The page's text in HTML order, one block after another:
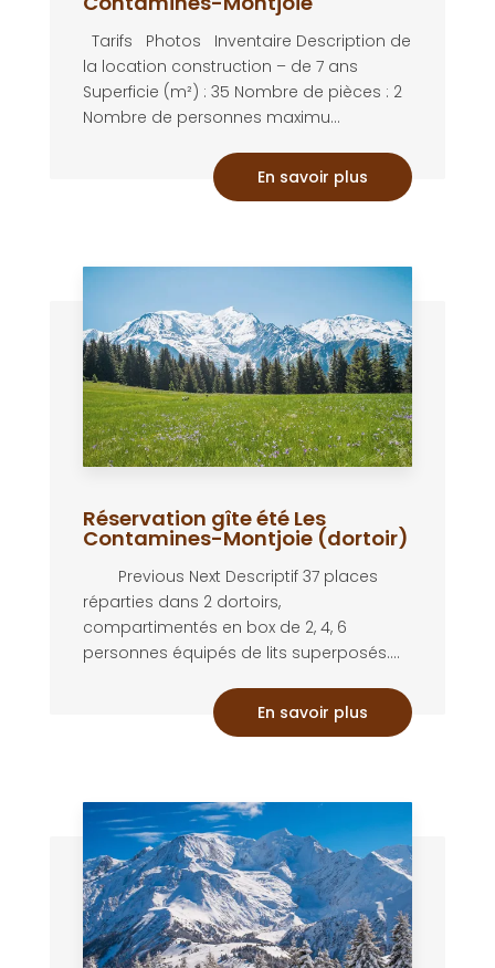
Tarifs Photos Inventaire Description de
la location construction – de 7 ans
Superficie (m²) : 35 Nombre de pièces : 2
Nombre de personnes maximu...
En savoir plus
Réservation gîte été Les
Contamines-Montjoie (dortoir)
Previous Next Descriptif 37 places
réparties dans 2 dortoirs,
compartimentés en box de 2, 4, 6
personnes équipés de lits superposés....
En savoir plus